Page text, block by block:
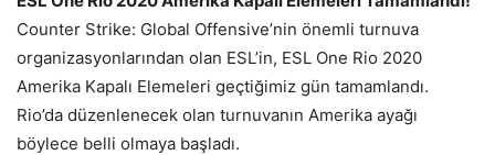
Counter Strike: Global Offensive’nin önemli turnuva
organizasyonlarından olan ESL’in, ESL One Rio 2020
Amerika Kapalı Elemeleri geçtiğimiz gün tamamlandı.
Rio’da düzenlenecek olan turnuvanın Amerika ayağı
böylece belli olmaya başladı.